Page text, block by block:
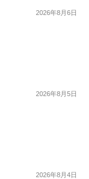
2026年8月6日
2026年8月5日
2026年8月4日